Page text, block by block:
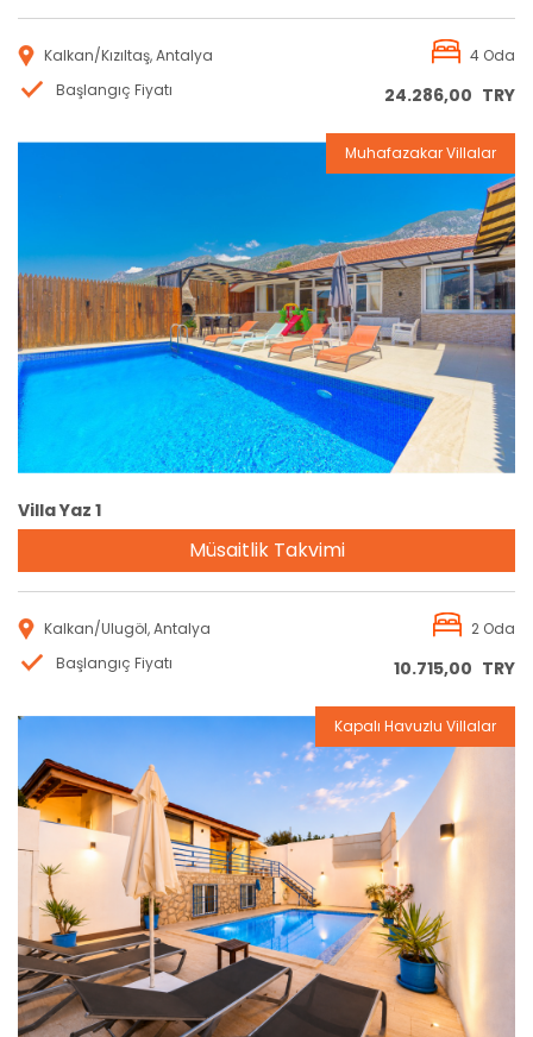
Kalkan/Kızıltaş, Antalya
4 Oda
Başlangıç Fiyatı
24.286,00 TRY
Rezervasyon
Muhafazakar Villalar
Villa Yaz 1
Müsaitlik Takvimi
Kalkan/Ulugöl, Antalya
2 Oda
Başlangıç Fiyatı
10.715,00 TRY
Rezervasyon
Kapalı Havuzlu Villalar